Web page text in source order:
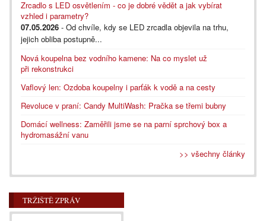
Zrcadlo s LED osvětlením - co je dobré vědět a jak vybírat
vzhled i parametry?
07.05.2026 - Od chvíle, kdy se LED zrcadla objevila na trhu,
jejich obliba postupně...
Nová koupelna bez vodního kamene: Na co myslet už
při rekonstrukci
Vaflový len: Ozdoba koupelny i parťák k vodě a na cesty
Revoluce v praní: Candy MultiWash: Pračka se třemi bubny
Domácí wellness: Zaměřili jsme se na parní sprchový box a
hydromasážní vanu
>> všechny články
TRŽIŠTĚ ZPRÁV